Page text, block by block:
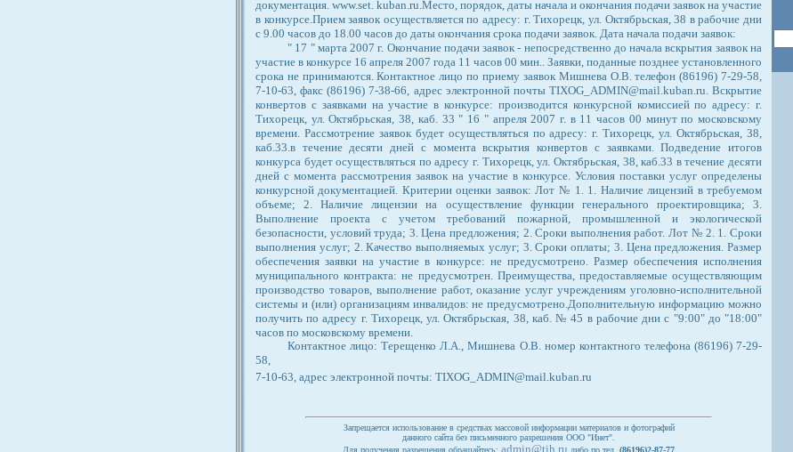
документация. www.set. kuban.ru.Место, порядок, даты начала и окончания подачи заявок на участие
в конкурсе.Прием заявок осуществляется по адресу: г. Тихорецк, ул. Октябрьская, 38 в рабочие дни
с 9.00 часов до 18.00 часов до даты окончания срока подачи заявок. Дата начала подачи заявок:
" 17 " марта 2007 г. Окончание подачи заявок - непосредственно до начала вскрытия заявок на
участие в конкурсе 16 апреля 2007 года 11 часов 00 мин.. Заявки, поданные позднее установленного
срока не принимаются. Контактное лицо по приему заявок Мишнева О.В. телефон (86196) 7-29-58,
7-10-63, факс (86196) 7-38-66, адрес электронной почты TIXOG_ADMIN@mail.kuban.ru. Вскрытие
конвертов с заявками на участие в конкурсе: производится конкурсной комиссией по адресу: г.
Тихорецк, ул. Октябрьская, 38, каб. 33 " 16 " апреля 2007 г. в 11 часов 00 минут по московскому
времени. Рассмотрение заявок будет осуществляться по адресу: г. Тихорецк, ул. Октябрьская, 38,
каб.33.в течение десяти дней с момента вскрытия конвертов с заявками. Подведение итогов
конкурса будет осуществляться по адресу г. Тихорецк, ул. Октябрьская, 38, каб.33 в течение десяти
дней с момента рассмотрения заявок на участие в конкурсе. Условия поставки услуг определены
конкурсной документацией. Критерии оценки заявок: Лот № 1. 1. Наличие лицензий в требуемом
объеме; 2. Наличие лицензии на осуществление функции генерального проектировщика; 3.
Выполнение проекта с учетом требований пожарной, промышленной и экологической
безопасности, условий труда; 3. Цена предложения; 2. Сроки выполнения работ. Лот № 2. 1. Сроки
выполнения услуг; 2. Качество выполняемых услуг; 3. Сроки оплаты; 3. Цена предложения. Размер
обеспечения заявки на участие в конкурсе: не предусмотрено. Размер обеспечения исполнения
муниципального контракта: не предусмотрен. Преимущества, предоставляемые осуществляющим
производство товаров, выполнение работ, оказание услуг учреждениям уголовно-исполнительной
системы и (или) организациям инвалидов: не предусмотрено.Дополнительную информацию можно
получить по адресу г. Тихорецк, ул. Октябрьская, 38, каб. № 45 в рабочие дни с "9:00" до "18:00"
часов по московскому времени.
Контактное лицо: Терещенко Л.А., Мишнева О.В. номер контактного телефона (86196) 7-29-
58,
7-10-63, адрес электронной почты: TIXOG_ADMIN@mail.kuban.ru
Запрещается использование в средствах массовой информации материалов и фотографий
данного сайта без письменного разрешения ООО "Инет".
Для получения разрешения обращайтесь: admin@tih.ru либо по тел. (86196)2-87-77